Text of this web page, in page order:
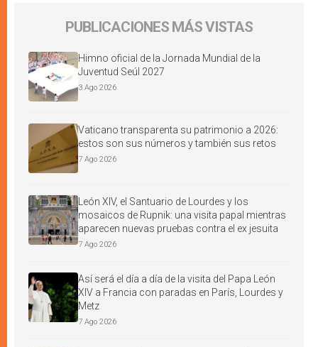
PUBLICACIONES MÁS VISTAS
Himno oficial de la Jornada Mundial de la
Juventud Seúl 2027
3 Ago 2026
Vaticano transparenta su patrimonio a 2026:
estos son sus números y también sus retos
7 Ago 2026
León XIV, el Santuario de Lourdes y los
mosaicos de Rupnik: una visita papal mientras
aparecen nuevas pruebas contra el ex jesuita
7 Ago 2026
Así será el día a día de la visita del Papa León
XIV a Francia con paradas en París, Lourdes y
Metz
7 Ago 2026